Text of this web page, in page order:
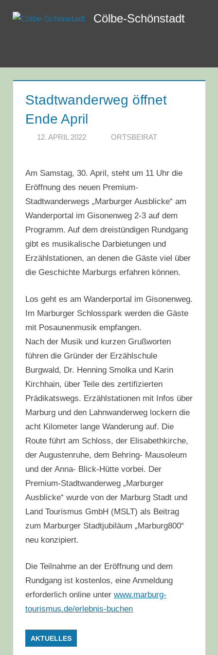
Inhalt
Cölbe-Schönstadt
Stadtwanderweg öffnet
Ende April
12. APRIL 2022 ORTSBEIRAT
Am Samstag, 30. April, steht um 11 Uhr die
Eröffnung des neuen Premium-
Stadtwanderwegs „Marburger Ausblicke“ am
Wanderportal im Gisonenweg 2-3 auf dem
Programm. Auf dem dreistündigen Rundgang
gibt es musikalische Darbietungen und
Erzählstationen, an denen die Gäste viel über
die Geschichte Marburgs erfahren können.
Los geht es am Wanderportal im Gisonenweg.
Im Marburger Schlosspark werden die Gäste
mit Posaunenmusik empfangen.
Nach der Musik und kurzen Grußworten
führen die Gründer der Erzählschule
Burgwald, Dr. Henning Smolka und Karin
Kirchhain, über Teile des zertifizierten
Prädikatswegs. Erzählstationen mit Infos über
Marburg und den Lahnwanderweg lockern die
acht Kilometer lange Wanderung auf. Die
Route führt am Schloss, der Elisabethkirche,
der Augustenruhe, dem Behring- Mausoleum
und der Anna- Blick-Hütte vorbei. Der
Premium-Stadtwanderweg „Marburger
Ausblicke“ wurde von der Marburg Stadt und
Land Tourismus GmbH (MSLT) als Beitrag
zum Marburger Stadtjubiläum „Marburg800“
neu konzipiert.
Die Teilnahme an der Eröffnung und dem
Rundgang ist kostenlos, eine Anmeldung
erforderlich online unter www.marburg-
tourismus.de/erlebnis-buchen
AKTUELLES